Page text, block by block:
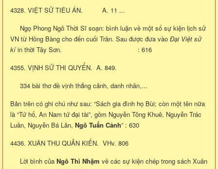
4328. VIỆT SỬ TIÊU ÁN. A. 11 ...
Ngọ Phong Ngô Thời Sĩ soạn: bình luận về một số sự kiện lịch sử
VN từ Hồng Bàng cho đến cuối Trần. Sau được đưa vào Đại Việt sử
kíin thời Tây Sơn. : 616
4355. VỊNH SỬ THI QUYỂN. A. 849.
334 bài thơ đề vịnh thắng cảnh, danh nhân,...
Bản trên có ghi chú như sau: “Sách gia đình họ Bùi; còn một tên nữa
là “Tứ hổ, An Nam tứ đại tài”, gồm Nguyễn Tông Khuê, Nguyễn Trác
Luân, Nguyễn Bá Lân, Ngô Tuấn Cảnh” : 630
4436. XUÂN THU QUẢN KIẾN. VHv. 806
Lời bình của Ngô Thì Nhậm về các sự kiện chép trong sách Xuân